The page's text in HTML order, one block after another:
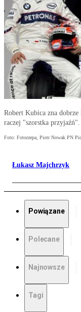
Robert Kubica zna
raczej "szorstka
Foto: Fotorzepa, Piotr Nowak PN
Łukasz Majchrzyk
Powiązane
Polecane
Najnowsze
Tagi